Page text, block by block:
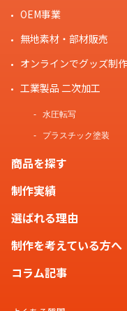
OEM事業
無地素材・部材販売
オンラインでグッズ制作
工業製品 二次加工
水圧転写
プラスチック塗装
商品を探す
制作実績
選ばれる理由
制作を考えている方へ
コラム記事